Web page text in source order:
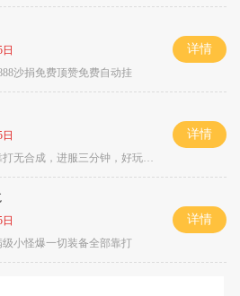
日
沙捐免费顶赞免费自动挂
详情
日
无合成，进服三分钟，好玩一整年。
详情
日
级小怪爆一切装备全部靠打
详情